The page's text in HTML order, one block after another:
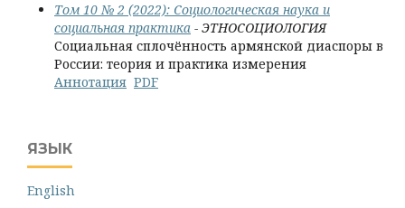
Том 10 № 2 (2022): Социологическая наука и
социальная практика - ЭТНОСОЦИОЛОГИЯ
Социальная сплочённость армянской диаспоры в
России: теория и практика измерения
Аннотация PDF
ЯЗЫК
English